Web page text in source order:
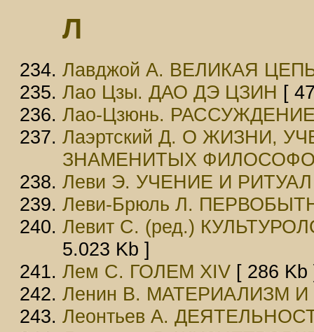
Л
Лавджой А. ВЕЛИКАЯ
Лао Цзы. ДАО ДЭ ЦЗИH [
Лао-Цзюнь.
Лаэртский Д. О ЖИЗНИ,
ЗНАМЕНИТЫХ
Леви Э. УЧЕНИЕ И
Леви-Брюль Л.
Левит С. (ред.)
5.023 Kb ]
Лем С. ГОЛЕМ XIV [ 286 Kb
Ленин В. МАТЕРИАЛИЗМ
Леонтьев А.